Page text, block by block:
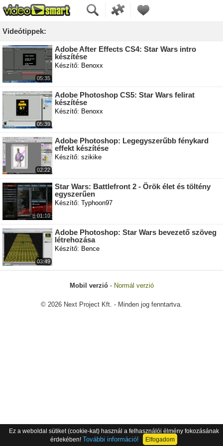
Videótippek:
05:35
Adobe After Effects CS4: Star Wars intro
készítése
Készítő: Benoxx
05:39
Adobe Photoshop CS5: Star Wars felirat
készítése
Készítő: Benoxx
02:22
Adobe Photoshop: Legegyszerűbb fénykard
effekt készítése
Készítő: szikike
01:10
Star Wars: Battlefront 2 - Örök élet és töltény
egyszerűen
Készítő: Typhoon97
03:49
Adobe Photoshop: Star Wars bevezető szöveg
létrehozása
Készítő: Bence
Mobil verzió- Normál verzió
© 2026 Next Project Kft. - Minden jog fenntartva.
Ez a weboldal sütiket (cookie-kat) használ a felhasználói élmény fokozásának
érdekében! További információ! Elfogadom